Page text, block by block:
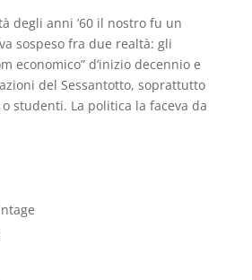
degli anni ’60 il nostro fu un
sospeso fra due realtà: gli
economico” d’inizio decennio e
del Sessantotto, soprattutto
studenti. La politica la faceva da